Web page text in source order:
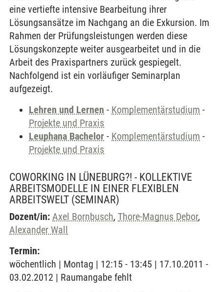
eine vertiefte intensive Bearbeitung ihrer
Lösungsansätze im Nachgang an die Exkursion. Im
Rahmen der Prüfungsleistungen werden diese
Lösungskonzepte weiter ausgearbeitet und in die
Arbeit des Praxispartners zurück gespiegelt.
Nachfolgend ist ein vorläufiger Seminarplan
aufgezeigt.
Lehren und Lernen - Komplementärstudium -
Projekte und Praxis
Leuphana Bachelor - Komplementärstudium -
Projekte und Praxis
COWORKING IN LÜNEBURG?! - KOLLEKTIVE
ARBEITSMODELLE IN EINER FLEXIBLEN
ARBEITSWELT (SEMINAR)
Dozent/in: Axel Bornbusch, Thore-Magnus Debor,
Alexander Wall
Termin:
wöchentlich | Montag | 12:15 - 13:45 | 17.10.2011 -
03.02.2012 | Raumangabe fehlt